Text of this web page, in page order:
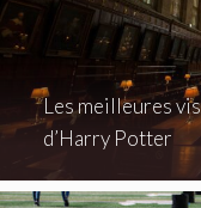
Les meilleures
d’Harry Potter